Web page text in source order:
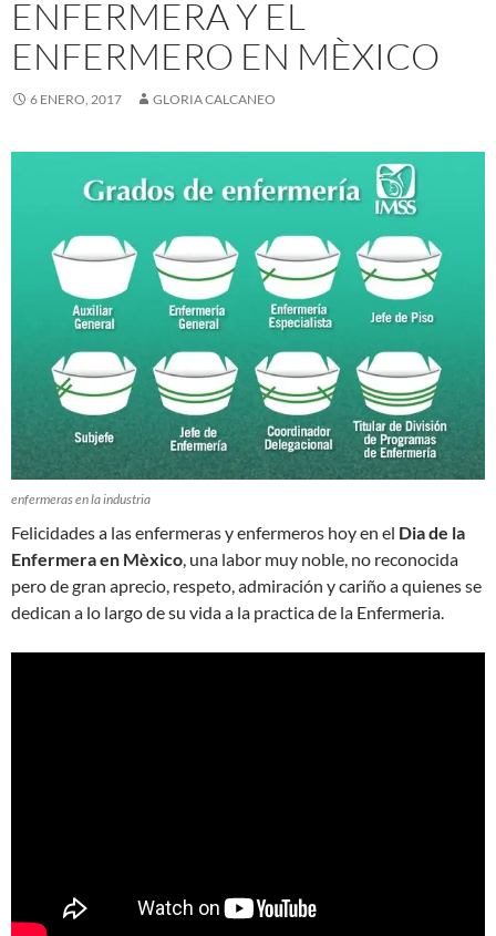
ENFERMERA Y EL
ENFERMERO EN MÈXICO
6 ENERO, 2017 GLORIA CALCANEO
enfermeras en la industria
Felicidades a las enfermeras y enfermeros hoy en el Dia de la
Enfermera en Mèxico, una labor muy noble, no reconocida
pero de gran aprecio, respeto, admiración y cariño a quienes se
dedican a lo largo de su vida a la practica de la Enfermeria.